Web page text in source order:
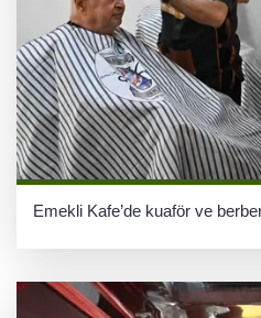
Emekli Kafe’de kuaför ve